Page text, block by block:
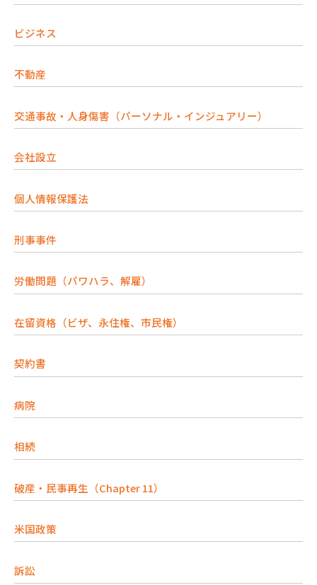
ビジネス
不動産
交通事故・人身傷害（パーソナル・インジュアリー）
会社設立
個人情報保護法
刑事事件
労働問題（パワハラ、解雇）
在留資格（ビザ、永住権、市民権）
契約書
病院
相続
破産・民事再生（Chapter 11）
米国政策
訴訟